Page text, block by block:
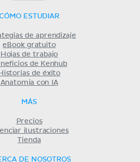
ESTUDIAR
de aprendizaje
eBook gratuito
Hojas de trabajo
de Kenhub
Historias de éxito
Anatomia con IA
MÁS
Precios
ilustraciones
Tienda
DE NOSOTROS